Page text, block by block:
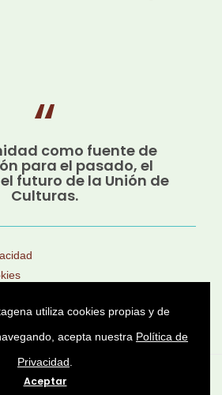
como fuente de
para el pasado, el
futuro de la Unión de
Culturas.
Héroes de Cavite © 2025 -
utiliza cookies propias y de
acepta nuestra Política de
Privacidad
Aceptar